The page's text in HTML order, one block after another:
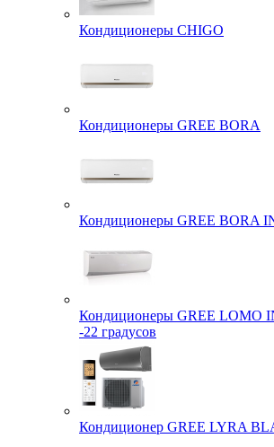
Кондиционеры CHIGO
Кондиционеры GREE BORA
Кондиционеры GREE BORA
Кондиционеры GREE LOMO
-22 градусов
Кондиционер GREE LYRA